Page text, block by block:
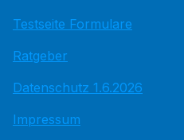
Testseite Formulare
Ratgeber
Datenschutz 1.6.2026
Impressum